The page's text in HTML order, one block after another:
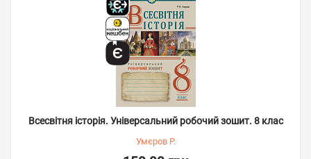
Всесвітня історія. Універсальний робочий зошит. 8 клас
Умєров Р.